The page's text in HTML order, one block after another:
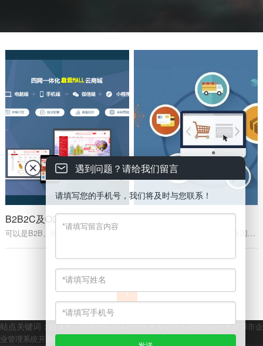
B2B2C及O2O商城系统 B2B外贸跨境独立站商城
B2B外贸跨境独立站商城支持全国10几种语言和10几种跨境支付，多语言间自动翻译。
1
站点关键词： 荷泽市小程序开发荷泽市系统开发荷泽市商城系统开发荷泽市企
业管理系统开发
荷泽市企业站群官网开发
遇到问题？请给我们留言
请填写您的手机号，我们将及时与您联系！